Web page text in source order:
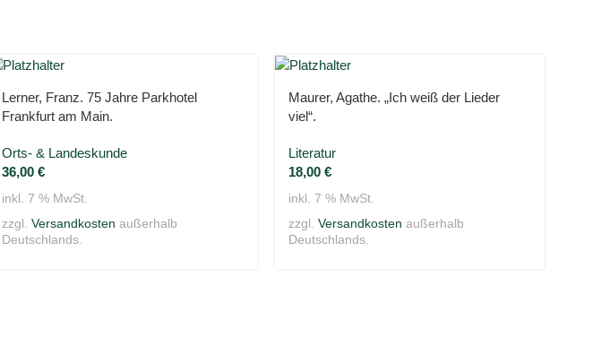
Lerner, Franz. 75 Jahre Parkhotel
Frankfurt am Main.
Orts- & Landeskunde
36,00 €
inkl. 7 % MwSt.
zzgl. Versandkosten außerhalb
Deutschlands.
Maurer, Agathe. „Ich weiß der Lieder
viel“.
Literatur
18,00 €
inkl. 7 % MwSt.
zzgl. Versandkosten außerhalb
Deutschlands.